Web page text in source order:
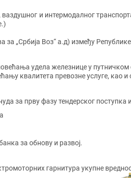
и интермодалног
за „Србија Воз“ а.д) између
удела железнице у
квалитета превозне услуге,
за прву фазу тендерског
за обнову и развој.
гарнитура укупне